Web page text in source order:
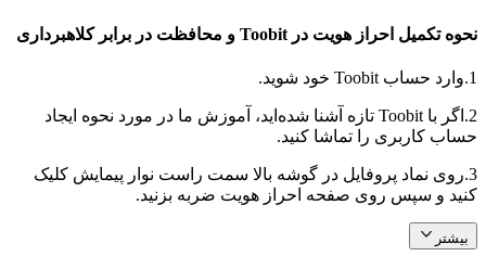
نحوه تکمیل احراز هویت در Toobit و محافظت در برابر کلاهبرداری
1. وارد حساب Toobit خود شوید.
2.
اگر با Toobit تازه آشنا شده‌اید، آموزش ما در مورد نحوه ایجاد
حساب کاربری را تماشا کنید.
3. روی نماد پروفایل در گوشه بالا سمت راست نوار پیمایش کلیک
کنید و سپس روی صفحه احراز هویت ضربه بزنید.
بیشتر